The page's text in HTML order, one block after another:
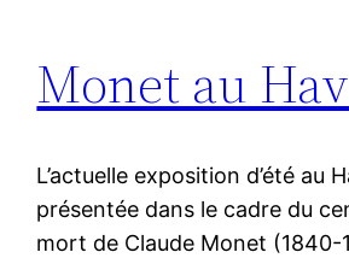
Monet au
L’actuelle exposition d’été au
présentée dans le cadre du
mort de Claude Monet